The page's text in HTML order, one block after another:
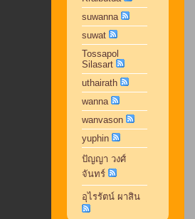
suwanna
suwat
Tossapol
Silasart
uthairath
wanna
wanvason
yuphin
ปัญญา วงศ์
จันทร์
อุไรรัตน์ ผาสิน